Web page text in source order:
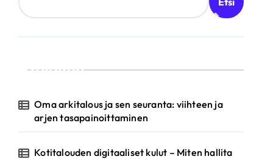
Valittu
Oma arkitalous ja sen seuranta: viihteen ja
arjen tasapainoittaminen
Kotitalouden digitaaliset kulut – Miten hallita